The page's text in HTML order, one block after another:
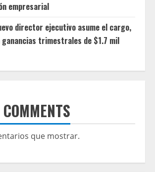
empresarial
director ejecutivo asume el cargo,
trimestrales de $1.7 mil
que mostrar.